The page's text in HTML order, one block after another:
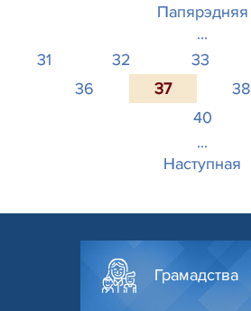
Папярэдняя
...
31
32 33
36
37 38
40
...
Наступная
Грамадства